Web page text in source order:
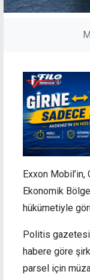
Exxon Mobil’in,
Ekonomik
hükümetiyle
Politis
habere göre
parsel için